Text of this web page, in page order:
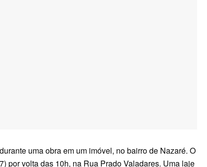
uma obra em um imóvel, no bairro de Nazaré. O
por volta das 10h, na Rua Prado Valadares. Uma laje